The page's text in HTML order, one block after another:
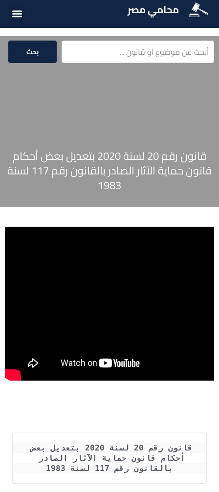
محامي مصر
بحث
قانون رقم 20 لسنة 2020 بتعديل بعض أحكام
قانون حماية الآثار الصادر بالقانون رقم 117 لسنة
1983
قانون رقم 20 لسنة 2020 بتعديل بعض
بالقانون رقم 117 لسنة 1983